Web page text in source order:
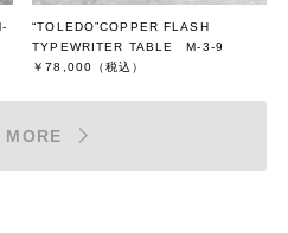
“TOLEDO”COPPER FLASH
TYPEWRITER TABLE M-3-9
￥78,000 （税込）
MORE